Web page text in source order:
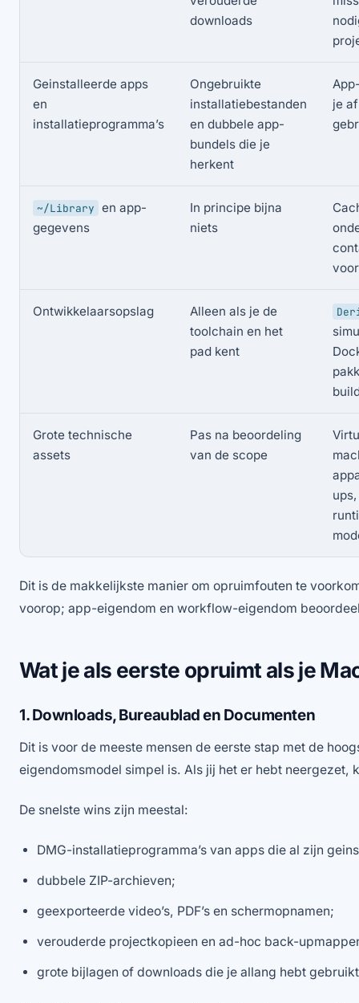
downloads
Geinstalleerde apps
en
installatieprogramma’s
Ongebruikte
installatiebestanden
en dubbele app-
bundels die je
herkent
je
~/Library en app-
gegevens
In principe bijna
niets
Ontwikkelaarsopslag
Alleen als je de
toolchain en het
pad kent
Grote technische
assets
Pas na beoordeling
van de scope
Dit is de makkelijkste manier om opruimfouten te
voorop; app-eigendom en workflow-eigendom
Wat je als eerste opruimt als je
1. Downloads, Bureaublad en Documenten
Dit is voor de meeste mensen de eerste stap met de
eigendomsmodel simpel is. Als jij het er hebt neergezet,
De snelste wins zijn meestal:
DMG-installatieprogramma’s van apps die al zijn
dubbele ZIP-archieven;
geexporteerde video’s, PDF’s en schermopnamen;
verouderde projectkopieen en ad-hoc back-
grote bijlagen of downloads die je allang hebt